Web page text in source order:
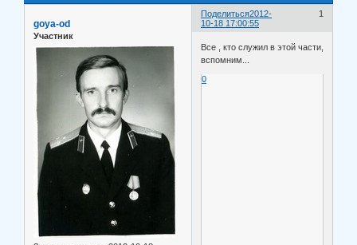
Поделиться 1
2012-
10-18 17:00:55
goya-od
Участник
Все , кто служил в этой части,
вспомним...
0